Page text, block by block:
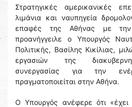
Στρατηγικές αμερικανικές
λιμάνια και ναυπηγεία
επαφές της Αθήνας με την
προανήγγειλε ο Υπουργός
Πολιτικής, Βασίλης Κικίλιας,
εργασιών της
συνεργασίας για την
πραγματοποιείται στην Αθήνα.
Ο Υπουργός ανέφερε ότι